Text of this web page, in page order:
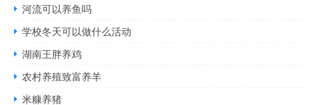
河流可以养鱼吗
学校冬天可以做什么活动
湖南王胖养鸡
农村养殖致富养羊
米糠养猪